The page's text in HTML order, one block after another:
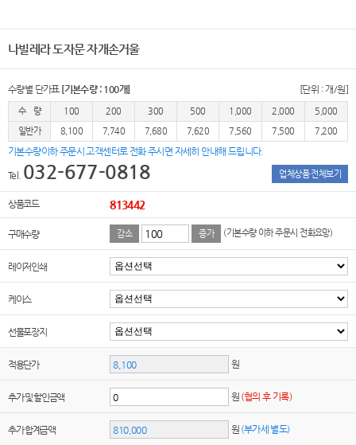
나빌레라 도자문 자개손거울
수량별 단가표 [기본수량 : 100개] [단위 : 개/원]
수 량 100 200 300 500 1,000 2,000
5,000
일반가
8,100 7,740 7,680 7,620 7,560 7,500 7,200
기본수량이하 주문시 고객센터로 전화 주시면 자세히 안내해 드립니다.
Tel. 032-677-0818 업체상품 전체보기
상품코드 813442
구매수량 감소 증가 (기본수량 이하 주문시 전화요망)
레이저인쇄
케이스
선물포장지
적용단가 원
추가 및 할인금액 원 (협의 후 기록)
추가 합계금액 원 (부가세 별도)